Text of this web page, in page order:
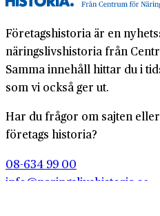
Företagshistoria är en
näringslivshistoria från
Samma innehåll hittar du i
som vi också ger ut.
Har du frågor om sajten
företags historia?
08-634 99 00
info@naringslivshistoria.se